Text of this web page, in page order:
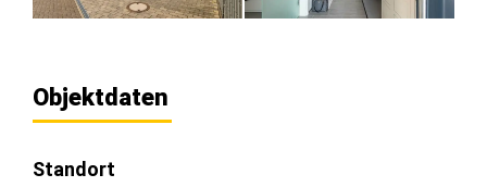
Objektdaten
Standort